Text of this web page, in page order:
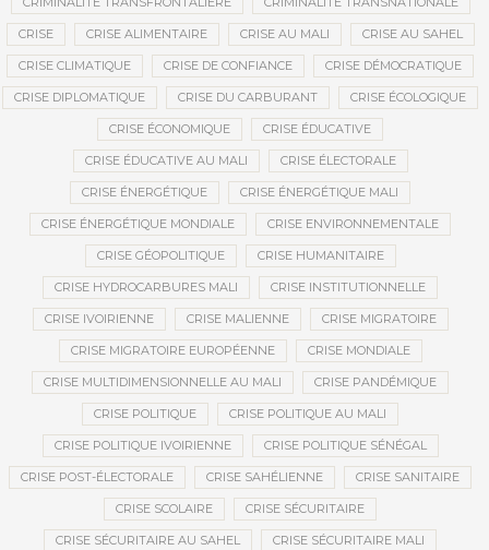
CRISE CRISE ALIMENTAIRE CRISE AU MALI CRISE AU SAHEL
CRISE CLIMATIQUE CRISE DE CONFIANCE CRISE DÉMOCRATIQUE
CRISE DIPLOMATIQUE CRISE DU CARBURANT CRISE ÉCOLOGIQUE
CRISE ÉCONOMIQUE CRISE ÉDUCATIVE
CRISE ÉDUCATIVE AU MALI CRISE ÉLECTORALE
CRISE ÉNERGÉTIQUE CRISE ÉNERGÉTIQUE MALI
CRISE ÉNERGÉTIQUE MONDIALE CRISE ENVIRONNEMENTALE
CRISE GÉOPOLITIQUE CRISE HUMANITAIRE
CRISE HYDROCARBURES MALI CRISE INSTITUTIONNELLE
CRISE IVOIRIENNE CRISE MALIENNE CRISE MIGRATOIRE
CRISE MIGRATOIRE EUROPÉENNE CRISE MONDIALE
CRISE MULTIDIMENSIONNELLE AU MALI CRISE PANDÉMIQUE
CRISE POLITIQUE CRISE POLITIQUE AU MALI
CRISE POLITIQUE IVOIRIENNE CRISE POLITIQUE SÉNÉGAL
CRISE POST-ÉLECTORALE CRISE SAHÉLIENNE CRISE SANITAIRE
CRISE SCOLAIRE CRISE SÉCURITAIRE
CRISE SÉCURITAIRE AU SAHEL CRISE SÉCURITAIRE MALI